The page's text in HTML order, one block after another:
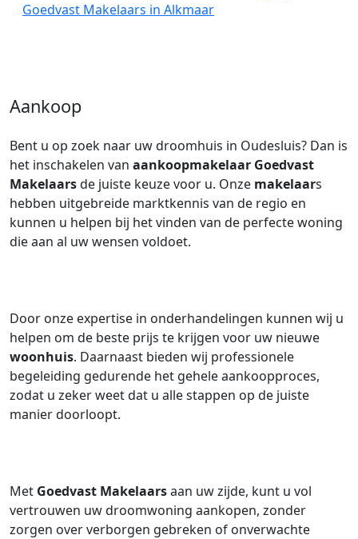
Goedvast Makelaars in Alkmaar
Aankoop
Bent u op zoek naar uw droomhuis in Oudesluis? Dan is
het inschakelen van aankoopmakelaar Goedvast
Makelaarsde juiste keuze voor u. Onze makelaars
hebben uitgebreide marktkennis van de regio en
kunnen u helpen bij het vinden van de perfecte woning
die aan al uw wensen voldoet.
Door onze expertise in onderhandelingen kunnen wij u
helpen om de beste prijs te krijgen voor uw nieuwe
woonhuis. Daarnaast bieden wij professionele
begeleiding gedurende het gehele aankoopproces,
zodat u zeker weet dat u alle stappen op de juiste
manier doorloopt.
Met Goedvast Makelaarsaan uw zijde, kunt u vol
vertrouwen uw droomwoning aankopen, zonder
zorgen over verborgen gebreken of onverwachte